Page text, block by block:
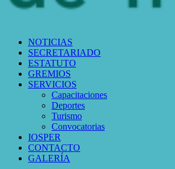
NOTICIAS
SECRETARIADO
ESTATUTO
GREMIOS
SERVICIOS
Capacitaciones
Deportes
Turismo
Convocatorias
IOSPER
CONTACTO
GALERÍA